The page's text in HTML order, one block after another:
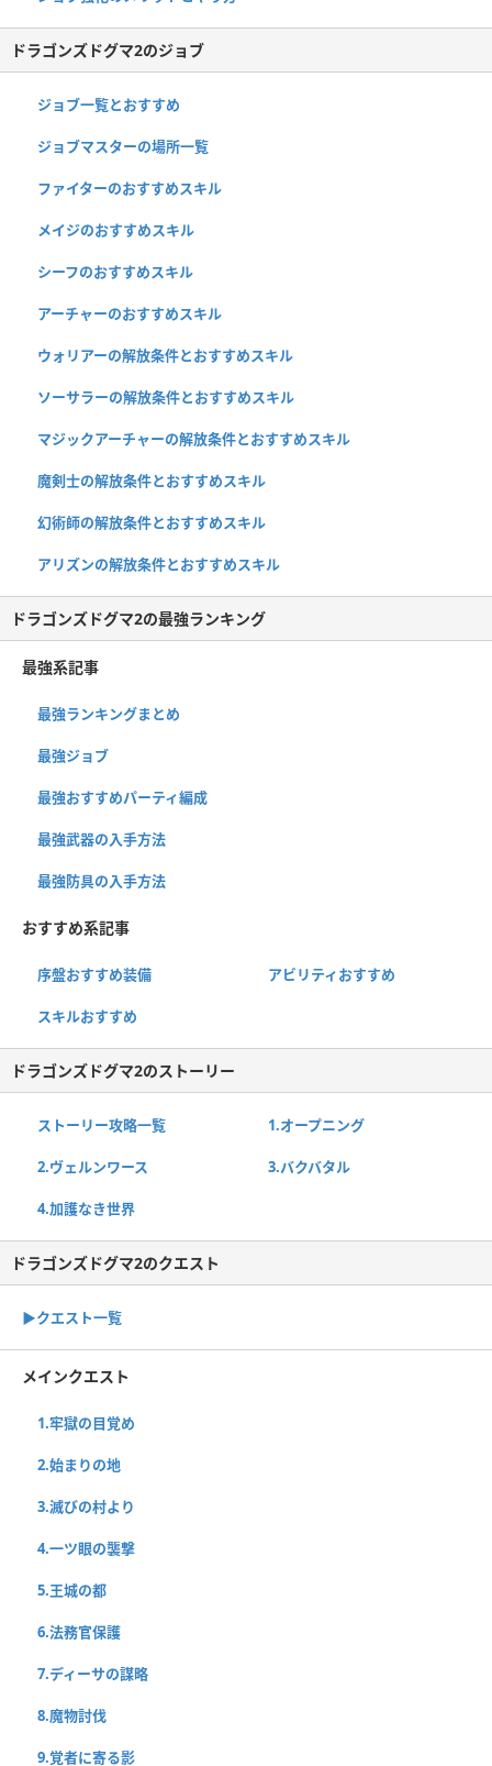
ドラゴンズドグマ2のジョブ
ジョブ一覧とおすすめ
ジョブマスターの場所一覧
ファイターのおすすめスキル
メイジのおすすめスキル
シーフのおすすめスキル
アーチャーのおすすめスキル
ウォリアーの解放条件とおすすめスキル
ソーサラーの解放条件とおすすめスキル
マジックアーチャーの解放条件とおすすめスキル
魔剣士の解放条件とおすすめスキル
幻術師の解放条件とおすすめスキル
アリズンの解放条件とおすすめスキル
ドラゴンズドグマ2の最強ランキング
最強系記事
最強ランキングまとめ
最強ジョブ
最強おすすめパーティ編成
最強武器の入手方法
最強防具の入手方法
おすすめ系記事
序盤おすすめ装備 アビリティおすすめ
スキルおすすめ
ドラゴンズドグマ2のストーリー
ストーリー攻略一覧 1.オープニング
2.ヴェルンワース 3.バクバタル
4.加護なき世界
ドラゴンズドグマ2のクエスト
▶︎クエスト一覧
メインクエスト
1.牢獄の目覚め
2.始まりの地
3.滅びの村より
4.一ツ眼の襲撃
5.王城の都
6.法務官保護
7.ディーサの謀略
8.魔物討伐
9.覚者に寄る影